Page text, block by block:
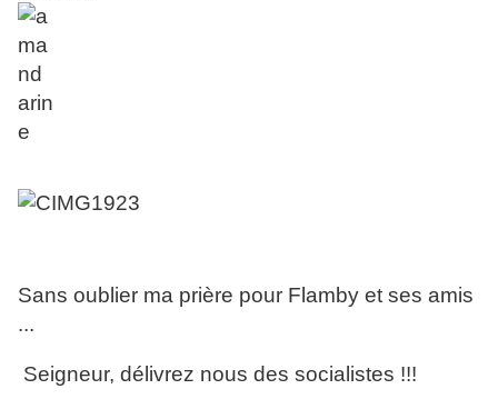
Sans oublier ma prière pour Flamby et ses amis
...
Seigneur, délivrez nous des socialistes !!!